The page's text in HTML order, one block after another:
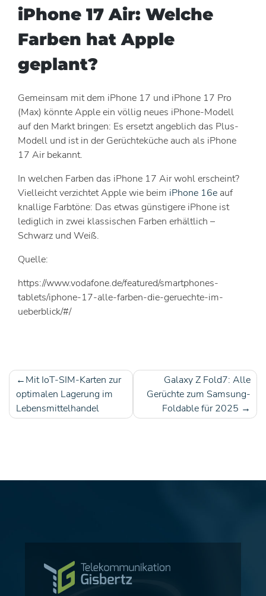
iPhone 17 Air: Welche
Farben hat Apple
geplant?
Gemeinsam mit dem iPhone 17 und iPhone 17 Pro
(Max) könnte Apple ein völlig neues iPhone-Modell
auf den Markt bringen: Es ersetzt angeblich das Plus-
Modell und ist in der Gerüchteküche auch als iPhone
17 Air bekannt.
In welchen Farben das iPhone 17 Air wohl erscheint?
Vielleicht verzichtet Apple wie beim iPhone 16e auf
knallige Farbtöne: Das etwas günstigere iPhone ist
lediglich in zwei klassischen Farben erhältlich –
Schwarz und Weiß.
Quelle:
https://www.vodafone.de/featured/smartphones-
tablets/iphone-17-alle-farben-die-geruechte-im-
ueberblick/#/
Beitragsnavigation
Mit IoT-SIM-Karten zur
optimalen Lagerung im
Lebensmittelhandel
Galaxy Z Fold7: Alle
Gerüchte zum Samsung-
Foldable für 2025